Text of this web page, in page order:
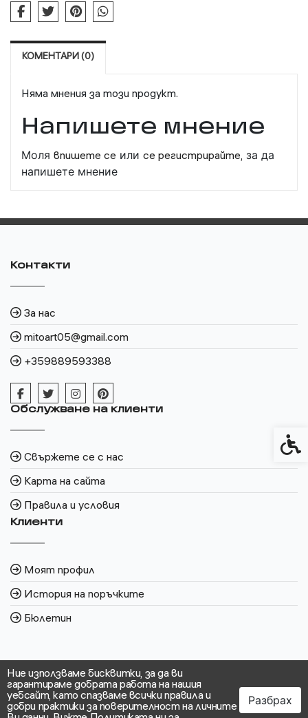
КОМЕНТАРИ (0)
Няма мнения за този продукт.
Напишете мнение
Моля впишете се или се регистрирайте, за да
напишете мнение
Ние използваме бисквитки, за да ви
гарантираме добрата работа на нашия
уебсайт, като спазваме всички правила и
добри практики за поверителност на личните
Разбрах
Контакти
За нас
mitoart05@gmail.com
+359889593388
Обслужване на клиенти
Свържете се с нас
Карта на сайта
Правила и условия
Клиенти
Моят профил
История на поръчките
Бюлетин